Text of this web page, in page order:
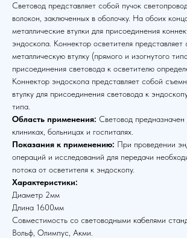
Световод представляет собой пучок
волокон, заключенных в оболочку. На обоих
металлические втулки для присоединения
эндоскопа. Коннектор осветителя
металлическую втулку (прямого и изогнутого
присоединения световода к осветителю
Коннектор эндоскопа представляет собой
втулку для присоединения световода к
типа.
Область применения: Световод
клиниках, больницах и госпиталях.
Показания к применению: При проведении
операций и исследований для передачи
потока от осветителя к эндоскопу.
Характеристики:
Диаметр 2мм
Длина 1600мм
Совместимость со световодными кабелями
Вольф, Олимпус, Акми.